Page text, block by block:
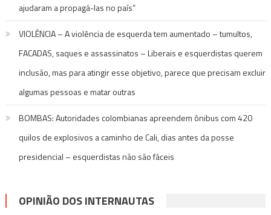
ajudaram a propagá-las no país”
VIOLÊNCIA – A violência de esquerda tem aumentado – tumultos,
FACADAS, saques e assassinatos – Liberais e esquerdistas querem
inclusão, mas para atingir esse objetivo, parece que precisam excluir
algumas pessoas e matar outras
BOMBAS: Autoridades colombianas apreendem ônibus com 420
quilos de explosivos a caminho de Cali, dias antes da posse
presidencial – esquerdistas não são fáceis
OPINIÃO DOS INTERNAUTAS